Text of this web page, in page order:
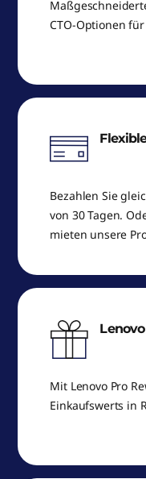
CTO-Optionen
Bezahlen Sie
von 30 Tagen.
mieten unsere
Mit Lenovo Pro
Einkaufswerts in